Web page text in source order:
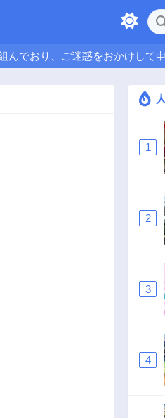
でおり、ご迷惑をおかけして
1
2
3
4